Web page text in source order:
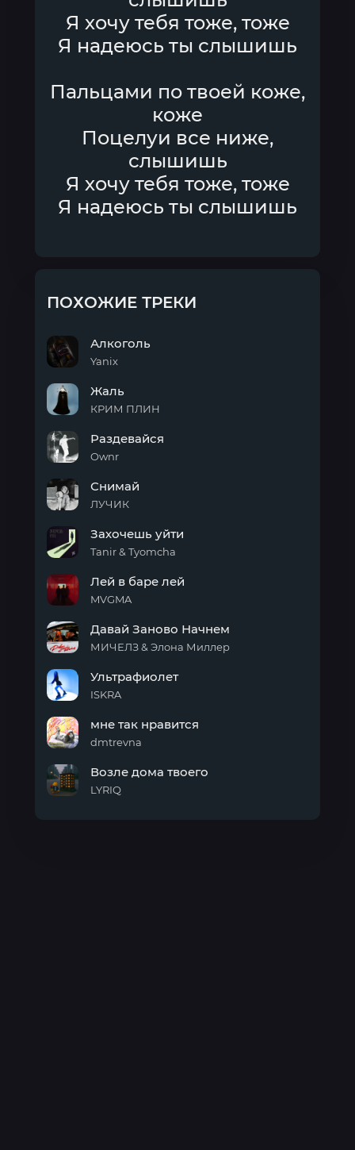
Я хочу тебя тоже, тоже
Я надеюсь ты слышишь
Пальцами по твоей коже,
коже
Поцелуи все ниже,
слышишь
Я хочу тебя тоже, тоже
Я надеюсь ты слышишь
ПОХОЖИЕ ТРЕКИ
Алкоголь
Yanix
Жаль
КРИМ ПЛИН
Раздевайся
Ownr
Снимай
ЛУЧИК
уйти
Захочешь уйти
Tanir & Tyomcha
в
баре
Лей в баре лей
MVGMA
Заново
Начнем
Давай Заново Начнем
МИЧЕЛЗ & Элона Миллер
Ультрафиолет
ISKRA
так
нравится
мне так нравится
dmtrevna
Возле дома твоего
LYRIQ